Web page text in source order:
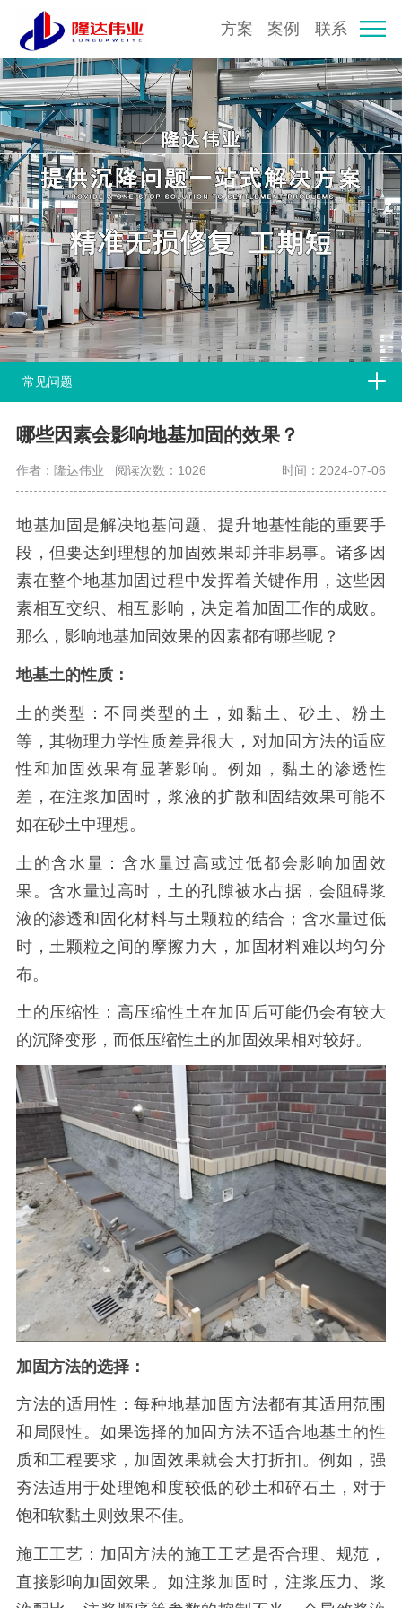
方案 案例 联系
常见问题
哪些因素会影响地基加固的效果？
作者：隆达伟业 阅读次数：1026 时间：2024-07-06
地基加固是解决地基问题、提升地基性能的重要手
段，但要达到理想的加固效果却并非易事。诸多因
素在整个地基加固过程中发挥着关键作用，这些因
素相互交织、相互影响，决定着加固工作的成败。
那么，影响地基加固效果的因素都有哪些呢？
地基土的性质：
土的类型：不同类型的土，如黏土、砂土、粉土
等，其物理力学性质差异很大，对加固方法的适应
性和加固效果有显著影响。例如，黏土的渗透性
差，在注浆加固时，浆液的扩散和固结效果可能不
如在砂土中理想。
土的含水量：含水量过高或过低都会影响加固效
果。含水量过高时，土的孔隙被水占据，会阻碍浆
液的渗透和固化材料与土颗粒的结合；含水量过低
时，土颗粒之间的摩擦力大，加固材料难以均匀分
布。
土的压缩性：高压缩性土在加固后可能仍会有较大
的沉降变形，而低压缩性土的加固效果相对较好。
加固方法的选择：
方法的适用性：每种地基加固方法都有其适用范围
和局限性。如果选择的加固方法不适合地基土的性
质和工程要求，加固效果就会大打折扣。例如，强
夯法适用于处理饱和度较低的砂土和碎石土，对于
饱和软黏土则效果不佳。
施工工艺：加固方法的施工工艺是否合理、规范，
直接影响加固效果。如注浆加固时，注浆压力、浆